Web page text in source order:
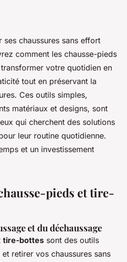
et tire-bottes :
quotidien
de lecture
chaussures sans effort
comment les chausse-pieds
votre quotidien en
tout en préservant la
Ces outils simples,
matériaux et designs, sont
qui cherchent des solutions
leur routine quotidienne.
et un investissement
pieds et tire-
et du déchaussage
tire-bottes sont des outils
retirer vos chaussures sans